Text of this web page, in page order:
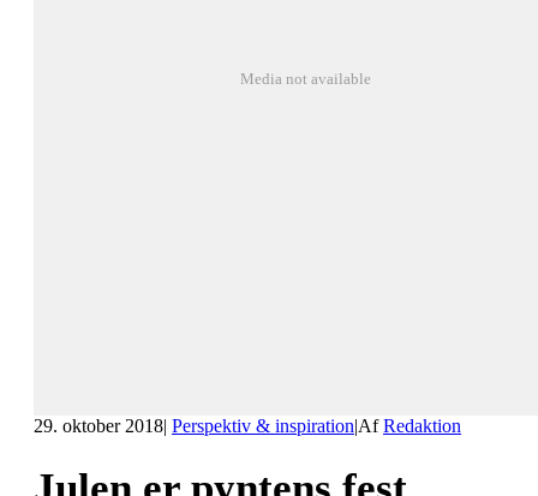
Media not available
29. oktober 2018| Perspektiv & inspiration|AfRedaktion